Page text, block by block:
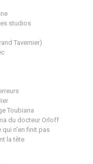
studios
Tavernier)
Toubiana
du docteur Orloff
qui n'en finit pas
la tête